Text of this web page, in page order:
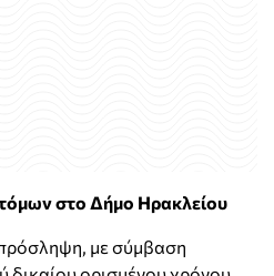
στο Δήμο Ηρακλείου
με σύμβαση